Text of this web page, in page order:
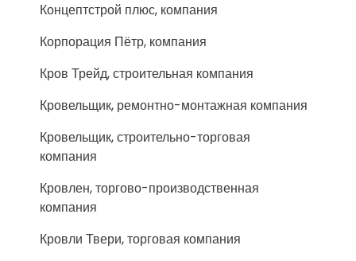
Концептстрой плюс, компания
Корпорация Пётр, компания
Кров Трейд, строительная компания
Кровельщик, ремонтно-монтажная компания
Кровельщик, строительно-торговая
компания
Кровлен, торгово-производственная
компания
Кровли Твери, торговая компания